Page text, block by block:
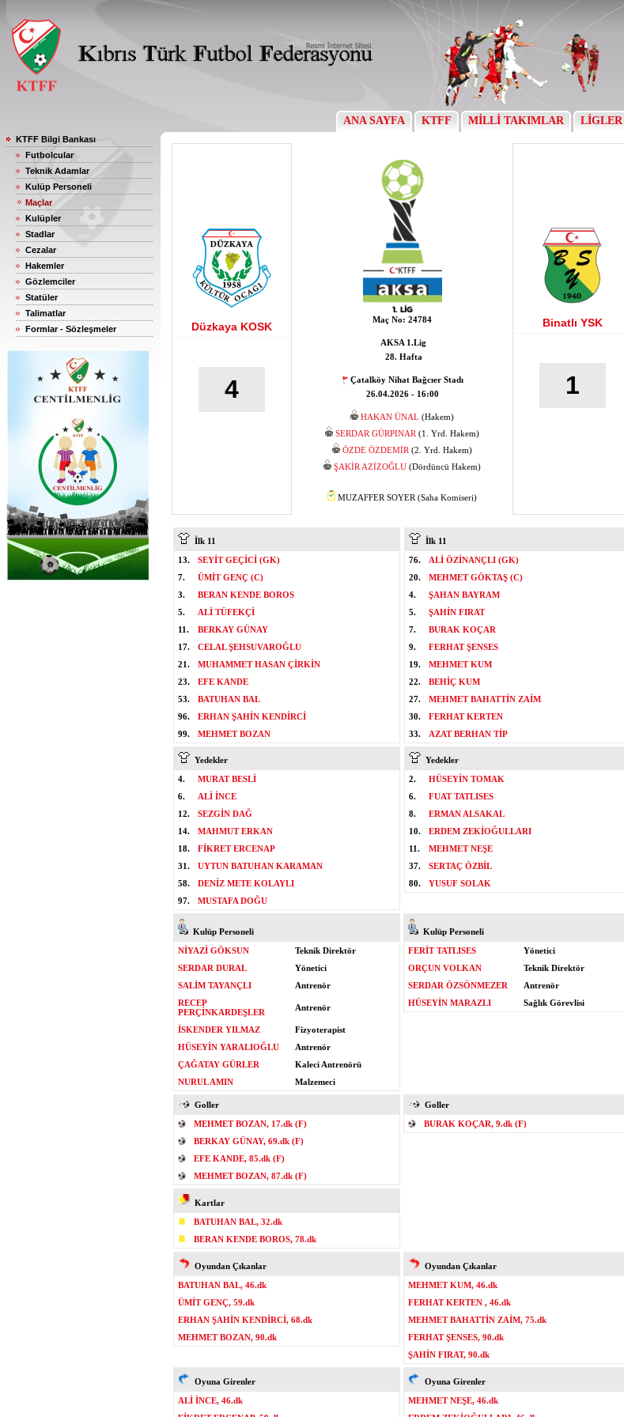
ANA SAYFA KTFF MİLLİ TAKIMLAR LİGLER
KTFF Bilgi Bankası
Futbolcular
Teknik Adamlar
Kulüp Personeli
Maçlar
Kulüpler
Stadlar
Cezalar
Hakemler
Gözlemciler
Statüler
Talimatlar
Formlar - Sözleşmeler
Düzkaya KOSK
4
Maç No: 24784
AKSA 1.Lig
28. Hafta
Çatalköy Nihat Bağcıer Stadı
26.04.2026 - 16:00
HAKAN ÜNAL (Hakem)
SERDAR GÜRPINAR (1. Yrd. Hakem)
ÖZDE ÖZDEMİR (2. Yrd. Hakem)
ŞAKİR AZİZOĞLU (Dördüncü Hakem)
MUZAFFER SOYER (Saha Komiseri)
Binatlı YSK
1
İlk 11
13.
SEYİT GEÇİCİ (GK)
7.
ÜMİT GENÇ (C)
3.
BERAN KENDE BOROS
5.
ALİ TÜFEKÇİ
11.
BERKAY GÜNAY
17.
CELAL ŞEHSUVAROĞLU
21.
MUHAMMET HASAN ÇİRKİN
23.
EFE KANDE
53.
BATUHAN BAL
96.
ERHAN ŞAHİN KENDİRCİ
99.
MEHMET BOZAN
İlk 11
76.
ALİ ÖZİNANÇLI (GK)
20.
MEHMET GÖKTAŞ (C)
4.
ŞAHAN BAYRAM
5.
ŞAHİN FIRAT
7.
BURAK KOÇAR
9.
FERHAT ŞENSES
19.
MEHMET KUM
22.
BEHİÇ KUM
27.
MEHMET BAHATTİN ZAİM
30.
FERHAT KERTEN
33.
AZAT BERHAN TİP
Yedekler
4.
MURAT BESLİ
6.
ALİ İNCE
12.
SEZGİN DAĞ
14.
MAHMUT ERKAN
18.
FİKRET ERCENAP
31.
UYTUN BATUHAN KARAMAN
58.
DENİZ METE KOLAYLI
97.
MUSTAFA DOĞU
Yedekler
2.
HÜSEYİN TOMAK
6.
FUAT TATLISES
8.
ERMAN ALSAKAL
10.
ERDEM ZEKİOĞULLARI
11.
MEHMET NEŞE
37.
SERTAÇ ÖZBİL
80.
YUSUF SOLAK
Kulüp Personeli
NİYAZİ GÖKSUN
Teknik Direktör
SERDAR DURAL
Yönetici
SALİM TAYANÇLI
Antrenör
RECEP
PERÇİNKARDEŞLER
Antrenör
İSKENDER YILMAZ
Fizyoterapist
HÜSEYİN YARALIOĞLU
Antrenör
ÇAĞATAY GÜRLER
Kaleci Antrenörü
NURUL AMIN
Malzemeci
Kulüp Personeli
FERİT TATLISES
Yönetici
ORÇUN VOLKAN
Teknik Direktör
SERDAR ÖZSÖNMEZER
Antrenör
HÜSEYİN MARAZLI
Sağlık Görevlisi
Goller
MEHMET BOZAN, 17.dk (F)
BERKAY GÜNAY, 69.dk (F)
EFE KANDE, 85.dk (F)
MEHMET BOZAN, 87.dk (F)
Goller
BURAK KOÇAR, 9.dk (F)
Kartlar
BATUHAN BAL, 32.dk
BERAN KENDE BOROS, 78.dk
Oyundan Çıkanlar
BATUHAN BAL, 46.dk
ÜMİT GENÇ, 59.dk
ERHAN ŞAHİN KENDİRCİ, 68.dk
MEHMET BOZAN, 90.dk
Oyundan Çıkanlar
MEHMET KUM, 46.dk
FERHAT KERTEN , 46.dk
MEHMET BAHATTİN ZAİM, 75.dk
FERHAT ŞENSES, 90.dk
ŞAHİN FIRAT, 90.dk
Oyuna Girenler
ALİ İNCE, 46.dk
Oyuna Girenler
MEHMET NEŞE, 46.dk